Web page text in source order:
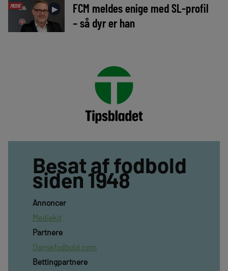
MEDIE ►
FCM meldes enige med SL-profil
– så dyr er han
Besat af fodbold
siden 1948
Annoncer
Mediekit
Partnere
Danskfodbold.com
Bettingpartnere